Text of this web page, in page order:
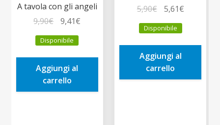
A tavola con gli angeli
9,90€
prezzo
originale
era:
9,90€.
9,41€
è:
Disponibile
Aggiungi al
carrello
5,90€
prezzo
originale
era:
5,90€.
5,61€Il
è:
Disponibile
Aggiungi al
carrello